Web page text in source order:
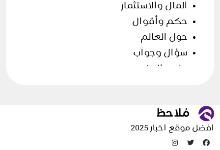
المال والاستثمار
حكم وأقوال
حول العالم
سؤال وجواب
علوم الارض
مقالات منوعة
تدوينات عشوائية
افضل موقع اخبار 2025